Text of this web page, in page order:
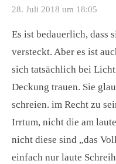
28. Juli 2018 um 18:05
Es ist bedauerlich, dass
versteckt. Aber es ist
sich tatsächlich bei
Deckung trauen. Sie
schreien. im Recht zu
Irrtum, nicht die am
nicht diese sind „das
einfach nur laute